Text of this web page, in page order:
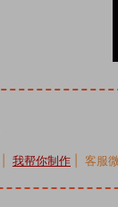
我帮你制作 | 客服